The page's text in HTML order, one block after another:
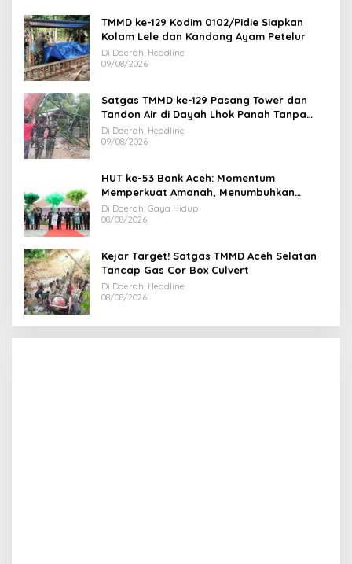
TMMD ke-129 Kodim 0102/Pidie Siapkan
Kolam Lele dan Kandang Ayam Petelur
Di Daerah, Headline
09/08/2026
Satgas TMMD ke-129 Pasang Tower dan
Tandon Air di Dayah Lhok Panah Tanpa
Jeda
Di Daerah, Headline
09/08/2026
HUT ke-53 Bank Aceh: Momentum
Memperkuat Amanah, Menumbuhkan
Keberkahan Bagi Aceh
Di Daerah, Gaya Hidup
08/08/2026
Kejar Target! Satgas TMMD Aceh Selatan
Tancap Gas Cor Box Culvert
Di Daerah, Headline
08/08/2026